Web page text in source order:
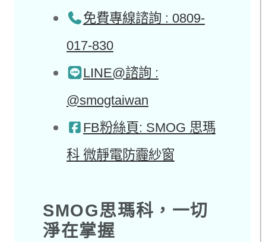
免費專線諮詢 : 0809-
017-830
LINE@諮詢 :
@smogtaiwan
FB粉絲頁: SMOG 思瑪
科 微靜電防霾紗窗
SMOG思瑪科，一切
淨在掌握​